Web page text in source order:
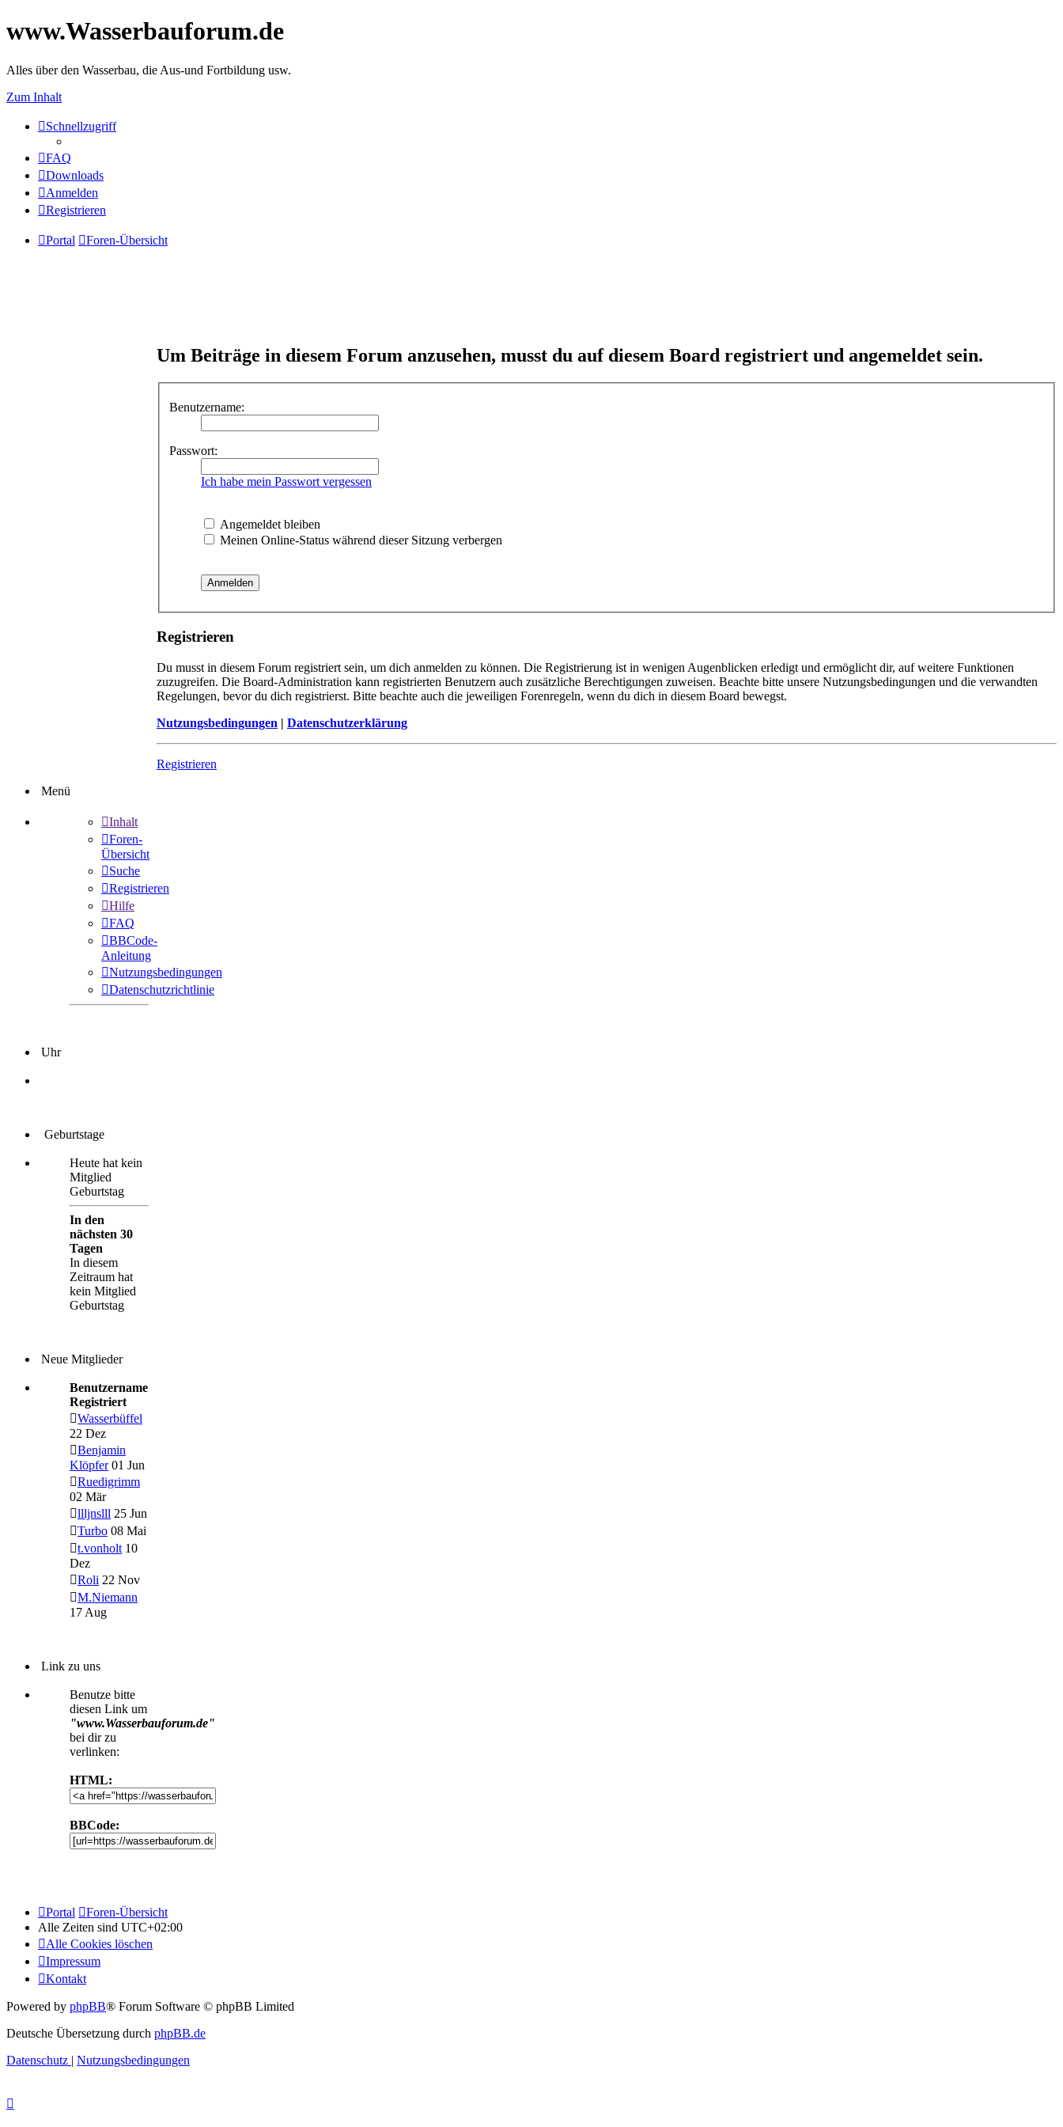
www.Wasserbauforum.de
Alles über den Wasserbau, die Aus-und Fortbildung usw.
Zum Inhalt
Schnellzugriff
FAQ
Downloads
Anmelden
Registrieren
Portal Foren-Übersicht
Um Beiträge in diesem Forum anzusehen, musst du auf diesem Board registriert und angemeldet sein.
Benutzername:
Passwort:
Ich habe mein Passwort vergessen
Angemeldet bleiben
Meinen Online-Status während dieser Sitzung verbergen
Registrieren
Du musst in diesem Forum registriert sein, um dich anmelden zu können. Die Registrierung ist in wenigen Augenblicken erledigt und ermöglicht dir, auf weitere Funktionen
zuzugreifen. Die Board-Administration kann registrierten Benutzern auch zusätzliche Berechtigungen zuweisen. Beachte bitte unsere Nutzungsbedingungen und die verwandten
Regelungen, bevor du dich registrierst. Bitte beachte auch die jeweiligen Forenregeln, wenn du dich in diesem Board bewegst.
Nutzungsbedingungen | Datenschutzerklärung
Registrieren
Menü
Inhalt
Foren-
Übersicht
Suche
Registrieren
Hilfe
FAQ
BBCode-
Anleitung
Nutzungsbedingungen
Datenschutzrichtlinie
Uhr
Geburtstage
Heute hat kein
Mitglied
Geburtstag
In den
nächsten 30
Tagen
In diesem
Zeitraum hat
kein Mitglied
Geburtstag
Neue Mitglieder
Benutzername
Registriert
Wasserbüffel
22 Dez
Benjamin
Klöpfer 01 Jun
Ruedigrimm
02 Mär
llljnslll 25 Jun
Turbo 08 Mai
t.vonholt 10
Dez
Roli 22 Nov
M.Niemann
17 Aug
Link zu uns
Benutze bitte
diesen Link um
"www.Wasserbauforum.de"
bei dir zu
verlinken:
HTML:
BBCode:
Portal
Foren-Übersicht
Alle Zeiten sind UTC+02:00
Alle Cookies löschen
Impressum
Kontakt
Powered by phpBB® Forum Software © phpBB Limited
Deutsche Übersetzung durch phpBB.de
Datenschutz | Nutzungsbedingungen